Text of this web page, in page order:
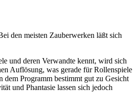
den meisten Zauberwerken läßt sich
und deren Verwandte kennt, wird sich
Auflösung, was gerade für Rollenspiele
dem Programm bestimmt gut zu Gesicht
und Phantasie lassen sich jedoch